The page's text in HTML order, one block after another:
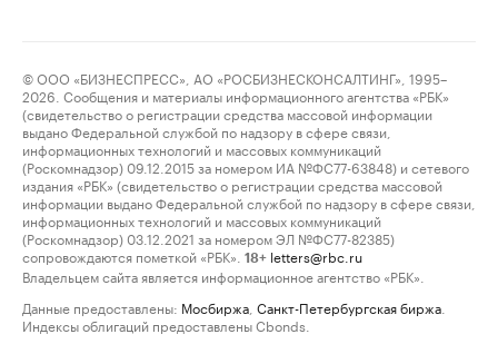
© ООО «БИЗНЕСПРЕСС», АО «РОСБИЗНЕСКОНСАЛТИНГ», 1995–
2026. Сообщения и материалы информационного агентства «РБК»
(свидетельство о регистрации средства массовой информации
выдано Федеральной службой по надзору в сфере связи,
информационных технологий и массовых коммуникаций
(Роскомнадзор) 09.12.2015 за номером ИА №ФС77-63848) и сетевого
издания «РБК» (свидетельство о регистрации средства массовой
информации выдано Федеральной службой по надзору в сфере связи,
информационных технологий и массовых коммуникаций
(Роскомнадзор) 03.12.2021 за номером ЭЛ №ФС77-82385)
сопровождаются пометкой «РБК».
18+ letters@rbc.ru
Владельцем сайта является информационное агентство «РБК».
Данные предоставлены: Мосбиржа Санкт-Петербургская биржа
Индексы облигаций предоставлены Cbonds.